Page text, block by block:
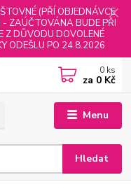
(PŘÍ OBJEDNÁVCE
ZAÚČTOVÁNA BUDE PŘI
Z DŮVODU DOVOLENÉ
ODEŠLU PO 24.8.2026
Menu
Hledat
0 ks
za 0 Kč